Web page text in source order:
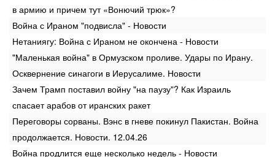
в армию и причем тут «Вонючий трюк»?
Война с Ираном "подвисла" - Новости
Нетаниягу: Война с Ираном не окончена - Новости
"Маленькая война" в Ормузском проливе. Удары по Ирану.
Осквернение синагоги в Иерусалиме. Новости
Зачем Трамп поставил войну "на паузу"? Как Израиль
спасает арабов от иранских ракет
Переговоры сорваны. Вэнс в гневе покинул Пакистан. Война
продолжается. Новости. 12.04.26
Война продлится еще несколько недель - Новости